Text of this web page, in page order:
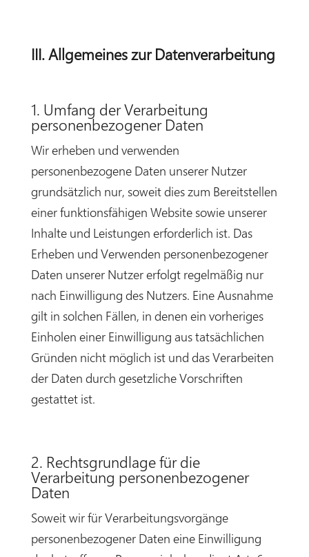
III. Allgemeines zur Datenverarbeitung
1. Umfang der Verarbeitung
personenbezogener Daten
Wir erheben und verwenden
personenbezogene Daten unserer Nutzer
grundsätzlich nur, soweit dies zum Bereitstellen
einer funktionsfähigen Website sowie unserer
Inhalte und Leistungen erforderlich ist. Das
Erheben und Verwenden personenbezogener
Daten unserer Nutzer erfolgt regelmäßig nur
nach Einwilligung des Nutzers. Eine Ausnahme
gilt in solchen Fällen, in denen ein vorheriges
Einholen einer Einwilligung aus tatsächlichen
Gründen nicht möglich ist und das Verarbeiten
der Daten durch gesetzliche Vorschriften
gestattet ist.
2. Rechtsgrundlage für die
Verarbeitung personenbezogener
Daten
Soweit wir für Verarbeitungsvorgänge
personenbezogener Daten eine Einwilligung